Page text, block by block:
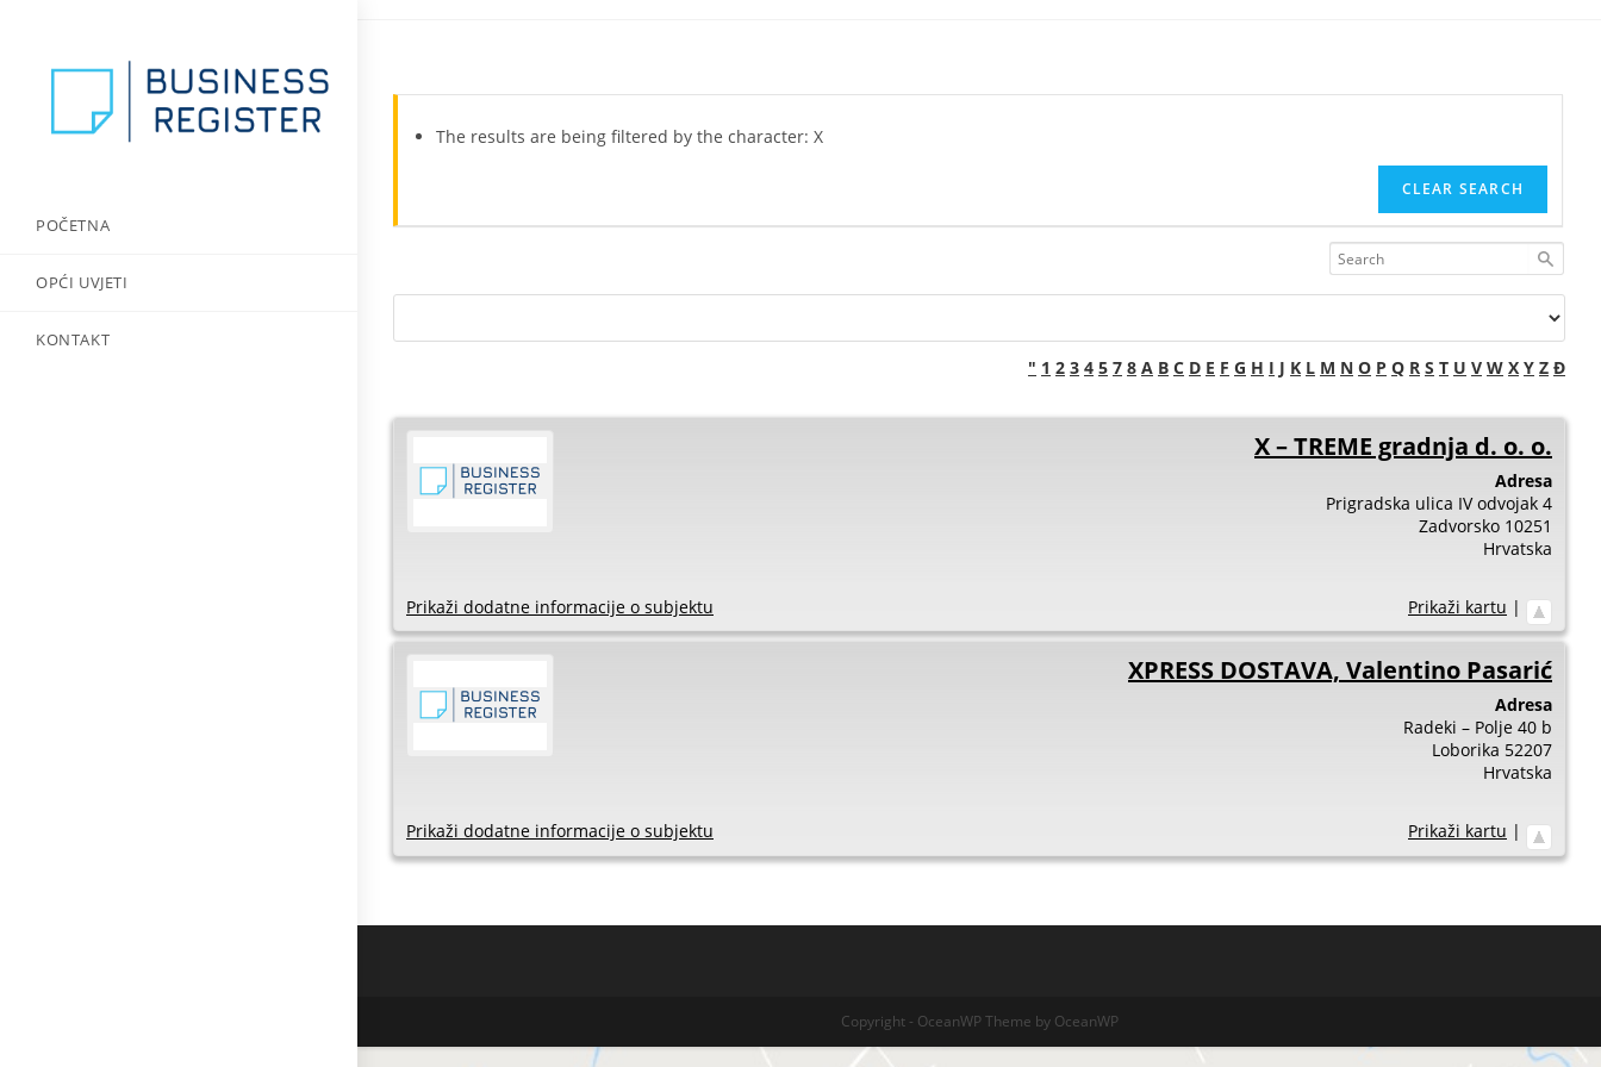
POČETNA
OPĆI UVJETI
KONTAKT
The results are being filtered by the character: X
CLEAR SEARCH
" 1 2 3 4 5 7 8 A B C D E F G H I J K L M N O P Q R S T U V W X Y Z Đ
X – TREME gradnja d. o. o.
Adresa
Prigradska ulica IV odvojak 4
Zadvorsko 10251
Hrvatska
Prikaži dodatne informacije o subjektu Prikaži kartu |
XPRESS DOSTAVA, Valentino Pasarić
Adresa
Radeki – Polje 40 b
Loborika 52207
Hrvatska
Prikaži dodatne informacije o subjektu Prikaži kartu |
Copyright - OceanWP Theme by OceanWP